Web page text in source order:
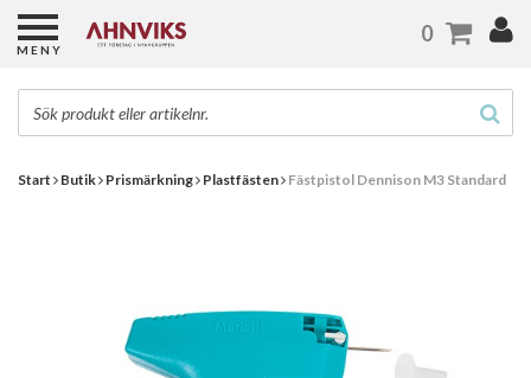
Start Butik Prismärkning Plastfästen Fästpistol Dennison M3 Standard
MENY
0